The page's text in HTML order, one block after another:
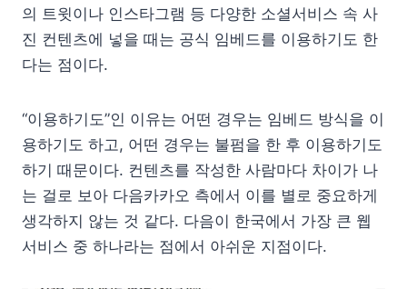
의 트윗이나 인스타그램 등 다양한 소셜서비스 속 사
진 컨텐츠에 넣을 때는 공식 임베드를 이용하기도 한
다는 점이다.
“이용하기도”인 이유는 어떤 경우는 임베드 방식을 이
용하기도 하고, 어떤 경우는 불펌을 한 후 이용하기도
하기 때문이다. 컨텐츠를 작성한 사람마다 차이가 나
는 걸로 보아 다음카카오 측에서 이를 별로 중요하게
생각하지 않는 것 같다. 다음이 한국에서 가장 큰 웹
서비스 중 하나라는 점에서 아쉬운 지점이다.